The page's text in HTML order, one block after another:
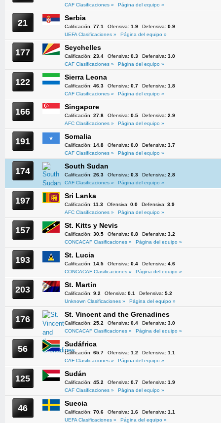
CAF Clasificaciones »
Página del equipo »
21 Serbia
Calificación: 77.1 Ofensiva: 1.9 Defensiva: 0.9
UEFA Clasificaciones »
Página del equipo »
177 Seychelles
Calificación: 23.4 Ofensiva: 0.3 Defensiva: 3.0
CAF Clasificaciones »
Página del equipo »
122 Sierra Leona
Calificación: 46.3 Ofensiva: 0.7 Defensiva: 1.8
CAF Clasificaciones »
Página del equipo »
166 Singapore
Calificación: 27.8 Ofensiva: 0.5 Defensiva: 2.9
AFC Clasificaciones »
Página del equipo »
191 Somalia
Calificación: 14.8 Ofensiva: 0.0 Defensiva: 3.7
CAF Clasificaciones »
Página del equipo »
174 South Sudan
Calificación: 26.3 Ofensiva: 0.3 Defensiva: 2.8
CAF Clasificaciones »
Página del equipo »
197 Sri Lanka
Calificación: 11.3 Ofensiva: 0.0 Defensiva: 3.9
AFC Clasificaciones »
Página del equipo »
157 St. Kitts y Nevis
Calificación: 30.5 Ofensiva: 0.8 Defensiva: 3.2
CONCACAF Clasificaciones »
Página del equipo »
193 St. Lucia
Calificación: 14.5 Ofensiva: 0.4 Defensiva: 4.6
CONCACAF Clasificaciones »
Página del equipo »
203 St. Martin
Calificación: 9.2 Ofensiva: 0.1 Defensiva: 5.2
Unknown Clasificaciones »
Página del equipo »
176 St. Vincent and the Grenadines
Calificación: 25.2 Ofensiva: 0.4 Defensiva: 3.0
CONCACAF Clasificaciones »
Página del equipo »
56 Sudáfrica
Calificación: 65.7 Ofensiva: 1.2 Defensiva: 1.1
CAF Clasificaciones »
Página del equipo »
125 Sudán
Calificación: 45.2 Ofensiva: 0.7 Defensiva: 1.9
CAF Clasificaciones »
Página del equipo »
46 Suecia
Calificación: 70.6 Ofensiva: 1.6 Defensiva: 1.1
UEFA Clasificaciones »
Página del equipo »